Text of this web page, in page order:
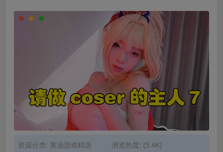
资源分类: 黄油游戏精选
浏览热度: (5.4K)